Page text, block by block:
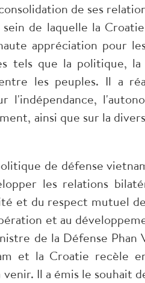
de ses
sein de laquelle la
appréciation pour
tels que la politique,
les peuples. Il a
l'indépendance,
ainsi que sur la
de défense
les relations
et du respect mutuel
et au
de la Défense Phan
et la Croatie recèle
Il a émis le souhait